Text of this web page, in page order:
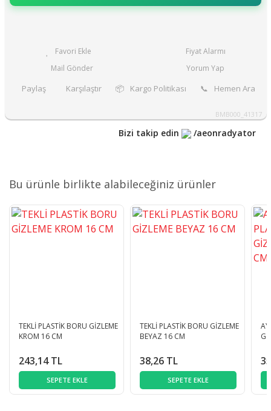
Fiyat Alarmı
Mail Gönder
Yorum Yap
Paylaş Karşılaştır 📦 Kargo Politikası 📞 Hemen Ara
BMB000_41317
Bizi takip edin /aeonradyator
Bu ürünle birlikte alabileceğiniz ürünler
TEKLİ PLASTİK BORU GİZLEME
KROM 16 CM
243,14 TL
SEPETE EKLE
TEKLİ PLASTİK BORU GİZLEME
BEYAZ 16 CM
38,26 TL
SEPETE EKLE